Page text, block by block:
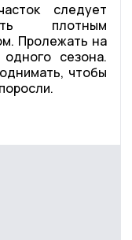
следует
плотным
Пролежать на
сезона.
чтобы